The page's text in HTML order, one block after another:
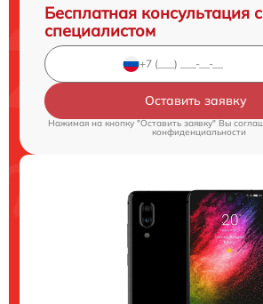
Бесплатная консультация
специалистом
Оставить заявку
Нажимая на кнопку "Оставить заявку" Вы
конфиденциальности